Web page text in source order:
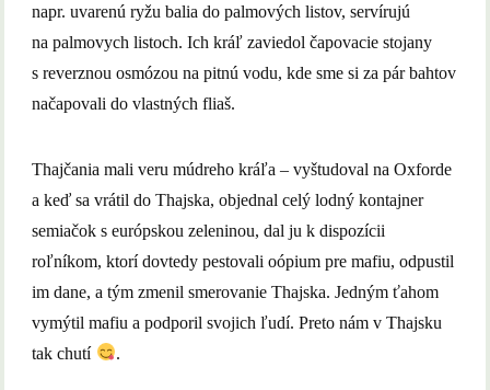
napr. uvarenú ryžu balia do palmových listov, servírujú
na palmovych listoch. Ich kráľ zaviedol čapovacie stojany
s reverznou osmózou na pitnú vodu, kde sme si za pár bahtov
načapovali do vlastných fliaš.
Thajčania mali veru múdreho kráľa – vyštudoval na Oxforde
a keď sa vrátil do Thajska, objednal celý lodný kontajner
semiačok s európskou zeleninou, dal ju k dispozícii
roľníkom, ktorí dovtedy pestovali oópium pre mafiu, odpustil
im dane, a tým zmenil smerovanie Thajska. Jedným ťahom
vymýtil mafiu a podporil svojich ľudí. Preto nám v Thajsku
tak chutí
.